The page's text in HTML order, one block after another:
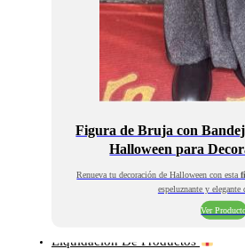
Figura de Bruja con
Halloween para
Renueva tu decoración de Halloween con esta
espeluznante y elegante
Ver
Liquidación De Productos